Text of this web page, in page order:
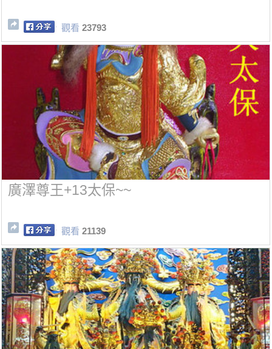
觀看 23793
廣澤尊王+13太保~~
觀看 21139